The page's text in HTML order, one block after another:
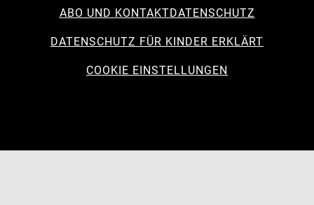
ABO UND KONTAKTDATENSCHUTZ
DATENSCHUTZ FÜR KINDER ERKLÄRT
COOKIE EINSTELLUNGEN